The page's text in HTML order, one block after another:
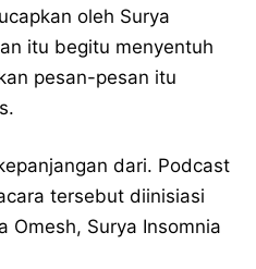
oleh Surya
itu begitu menyentuh
pesan-pesan itu
dari. Podcast
tersebut diinisiasi
Omesh, Surya Insomnia